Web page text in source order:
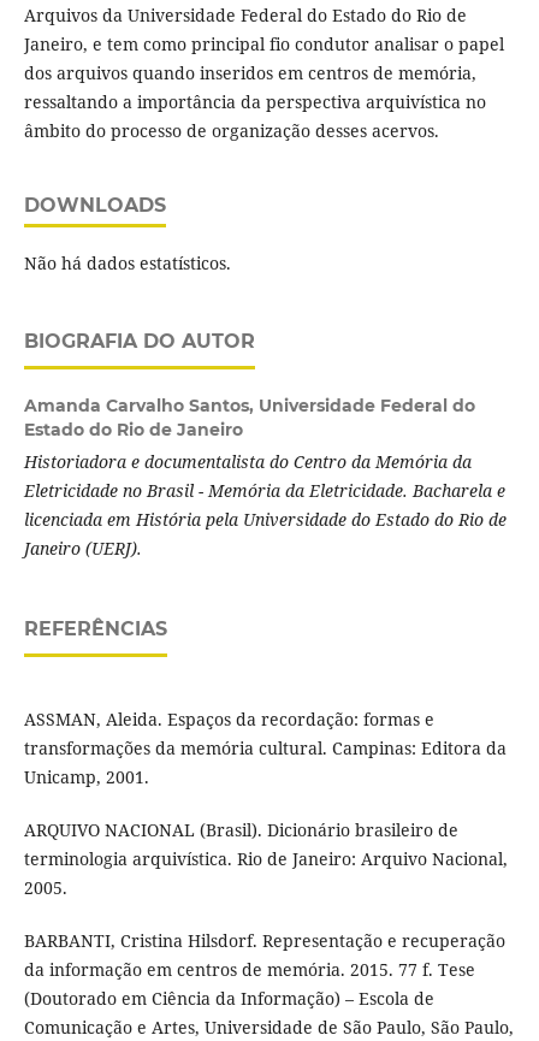
Arquivos da Universidade Federal do Estado do Rio de
Janeiro, e tem como principal fio condutor analisar o papel
dos arquivos quando inseridos em centros de memória,
ressaltando a importância da perspectiva arquivística no
âmbito do processo de organização desses acervos.
DOWNLOADS
Não há dados estatísticos.
BIOGRAFIA DO AUTOR
Amanda Carvalho Santos, Universidade Federal do
Estado do Rio de Janeiro
Historiadora e documentalista do Centro da Memória da
Eletricidade no Brasil - Memória da Eletricidade. Bacharela e
licenciada em História pela Universidade do Estado do Rio de
Janeiro (UERJ).
REFERÊNCIAS
ASSMAN, Aleida. Espaços da recordação: formas e
transformações da memória cultural. Campinas: Editora da
Unicamp, 2001.
ARQUIVO NACIONAL (Brasil). Dicionário brasileiro de
terminologia arquivística. Rio de Janeiro: Arquivo Nacional,
2005.
BARBANTI, Cristina Hilsdorf. Representação e recuperação
da informação em centros de memória. 2015. 77 f. Tese
(Doutorado em Ciência da Informação) – Escola de
Comunicação e Artes, Universidade de São Paulo, São Paulo,